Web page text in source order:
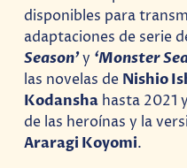
disponibles para
adaptaciones de serie
Season’y ‘Monster
las novelas de Nishio
Kodansha hasta 2021
de las heroínas y la
Araragi Koyomi.